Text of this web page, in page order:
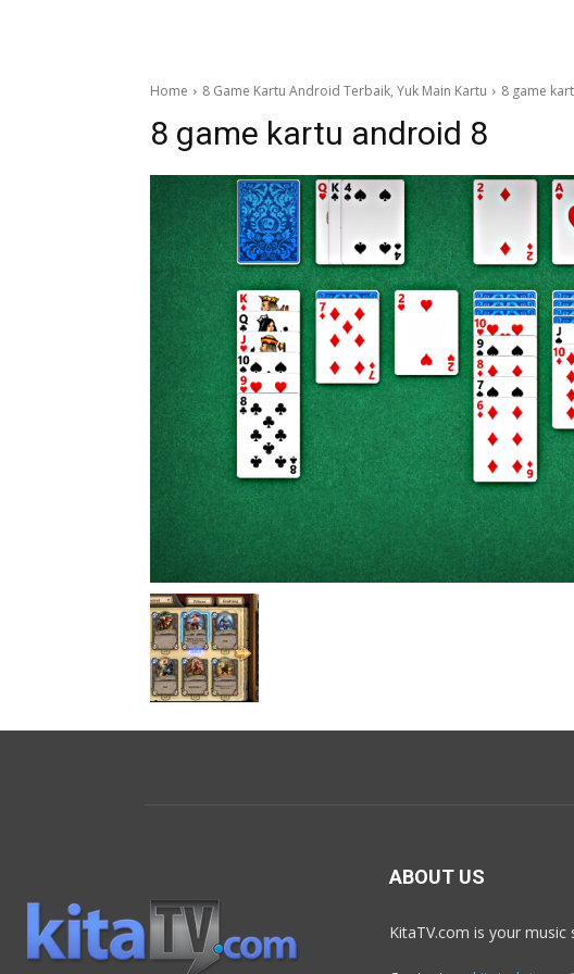
Home 8 Game Kartu Android Terbaik, Yuk Main Kartu 8 game
8 game kartu android 8
ABOUT US
KitaTV.com is your music